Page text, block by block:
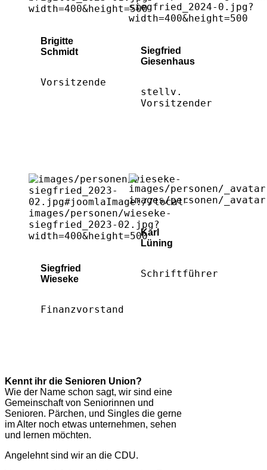
Brigitte
Schmidt
Vorsitzende
Siegfried
Giesenhaus
stellv.
Vorsitzender
Siegfried
Wieseke
Finanzvorstand
Karl
Lüning
Schriftführer
Kennt ihr die Senioren Union?
Wie der Name schon sagt, wir sind eine
Gemeinschaft von Seniorinnen und
Senioren. Pärchen, und Singles die gerne
im Alter noch etwas unternehmen, sehen
und lernen möchten.
Angelehnt sind wir an die CDU.